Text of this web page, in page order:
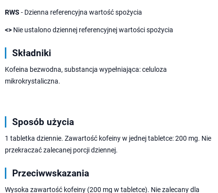
RWS - Dzienna referencyjna wartość spożycia
<> Nie ustalono dziennej referencyjnej wartości spożycia
Składniki
Kofeina bezwodna, substancja wypełniająca: celuloza
mikrokrystaliczna.
Sposób użycia
1 tabletka dziennie. Zawartość kofeiny w jednej tabletce: 200 mg. Nie
przekraczać zalecanej porcji dziennej.
Przeciwwskazania
Wysoka zawartość kofeiny (200 mg w tabletce). Nie zalecany dla